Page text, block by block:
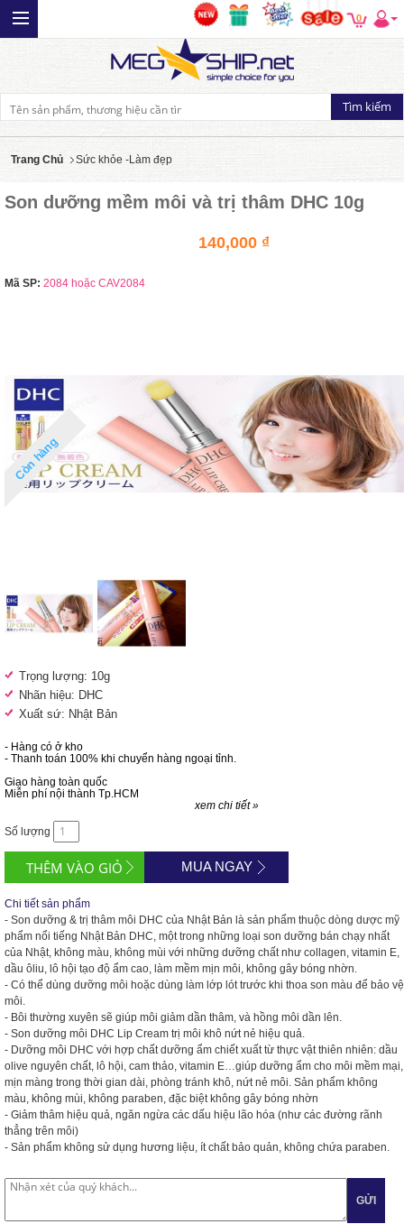
0
Trang Chủ Sức khỏe -Làm đẹp
Son dưỡng mềm môi và trị thâm DHC 10g
140,000 ₫
Mã SP: 2084 hoặc CAV2084
Còn hàng
Trọng lượng: 10g
Nhãn hiệu: DHC
Xuất sứ: Nhật Bản
- Hàng có ở kho
- Thanh toán 100% khi chuyển hàng ngoại tỉnh.
Giao hàng toàn quốc
Miễn phí nội thành Tp.HCM
xem chi tiết »
Số lượng
MUA NGAY
Chi tiết sản phẩm
- Son dưỡng & trị thâm môi DHC của Nhật Bản là sản phẩm thuộc dòng dược mỹ
phẩm nổi tiếng Nhật Bản DHC, một trong những loại son dưỡng bán chạy nhất
của Nhật, không màu, không mùi với những dưỡng chất như collagen, vitamin E,
dầu ôliu, lô hội tạo độ ẩm cao, làm mềm mịn môi, không gây bóng nhờn.
- Có thể dùng dưỡng môi hoặc dùng làm lớp lót trước khi thoa son màu để bảo vệ
môi.
- Bôi thường xuyên sẽ giúp môi giảm dần thâm, và hồng môi dần lên.
- Son dưỡng môi DHC Lip Cream trị môi khô nứt nẻ hiệu quả.
- Dưỡng môi DHC với hợp chất dưỡng ẩm chiết xuất từ thực vật thiên nhiên: dầu
olive nguyên chất, lô hội, cam thảo, vitamin E…giúp dưỡng ẩm cho môi mềm mại,
mịn màng trong thời gian dài, phòng tránh khô, nứt nẻ môi. Sản phẩm không
màu, không mùi, không paraben, đặc biệt không gây bóng nhờn
- Giảm thâm hiệu quả, ngăn ngừa các dấu hiệu lão hóa (như các đường rãnh
thẳng trên môi)
- Sản phẩm không sử dụng hương liệu, ít chất bảo quản, không chứa paraben.
GỬI